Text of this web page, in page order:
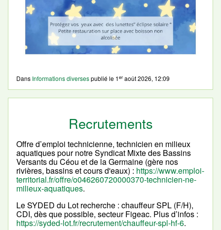
Dans Informations diversespublié le 1er août 2026, 12:09
Recrutements
Offre d’emploi technicienne, technicien en milieux
aquatiques pour notre Syndicat Mixte des Bassins
Versants du Céou et de la Germaine (gère nos
rivières, bassins et cours d'eaux) : https://www.emploi-
territorial.fr/offre/o046260720000370-technicien-ne-
milieux-aquatiques.
Le SYDED du Lot recherche : chauffeur SPL (F/H),
CDI, dès que possible, secteur Figeac. Plus d’infos :
https://syded-lot.fr/recrutement/chauffeur-spl-hf-6.